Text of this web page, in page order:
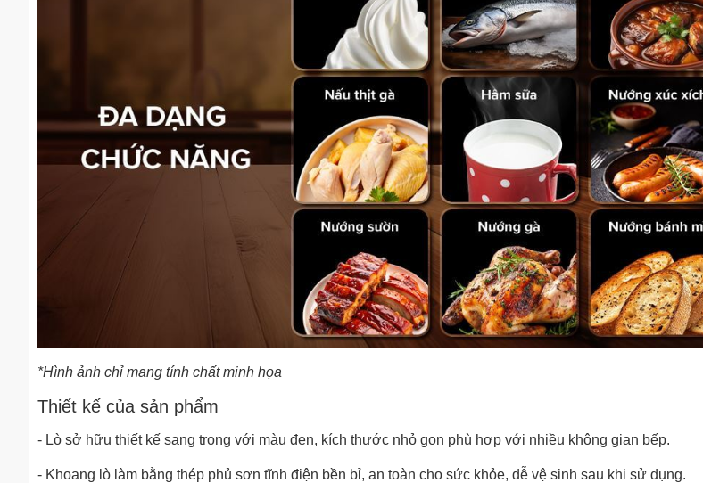
*Hình ảnh chỉ mang tính chất minh họa
Thiết kế của sản phẩm
- Lò sở hữu thiết kế sang trọng với màu đen, kích thước nhỏ gọn phù hợp với nhiều không gian bếp.
- Khoang lò làm bằng thép phủ sơn tĩnh điện bền bỉ, an toàn cho sức khỏe, dễ vệ sinh sau khi sử dụng.